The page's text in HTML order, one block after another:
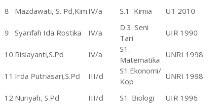
8 Mazdawati, S. Pd,Kim IV/a S.1 Kimia UT 2010
9 Syarifah Ida Rostika IV/a
D.3. Seni
Tari
UIR 1990
10 Rislayanti,S.Pd IV/a
S1.
Matematika
UNRI 1998
11 Irda Putriasari,S.Pd III/d
S1.Ekonomi/
Kop
UNRI 1998
12 Nuriyah, S.Pd III/d S1. Biologi UIR 1996